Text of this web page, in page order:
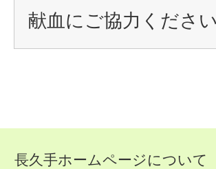
献血にご協力ください
長久手ホームページについて